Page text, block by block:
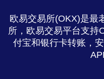
欧易交易所(OKX)是最
所，欧易交易平台支持
付宝和银行卡转账，